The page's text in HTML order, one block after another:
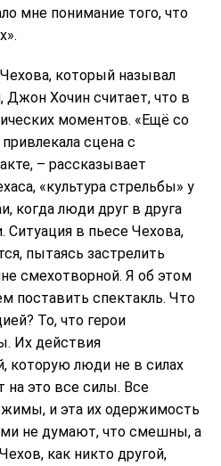
мне понимание того, что
который называл
Хочин считает, что в
моментов. «Ещё со
сцена с
– рассказывает
«культура стрельбы» у
когда люди друг в друга
Ситуация в пьесе Чехова,
пытаясь застрелить
смехотворной. Я об этом
поставить спектакль. Что
То, что герои
Их действия
которую люди не в силах
на это все силы. Все
и эта их одержимость
не думают, что смешны, а
как никто другой,